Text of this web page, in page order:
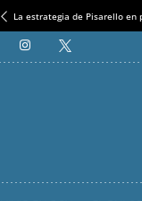
La estrategia de Pisarello en